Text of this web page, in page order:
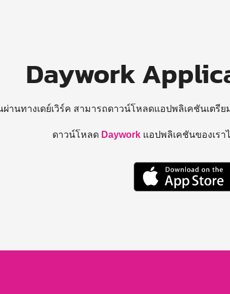
Daywork
านทางเดย์เวิร์ค สามารถดาวน์โหลดแอปพลิเคชันเตรีย
ดาวน์โหลด Daywork แอปพลิเคชันของเรา